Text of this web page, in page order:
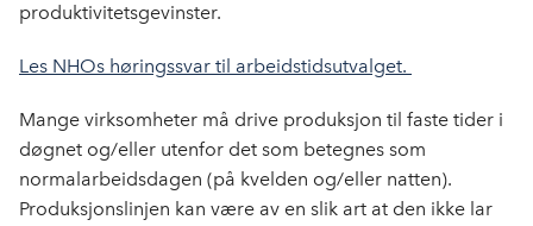
produktivitetsgevinster.
Les NHOs høringssvar til arbeidstidsutvalget.
Mange virksomheter må drive produksjon til faste tider i
døgnet og/eller utenfor det som betegnes som
normalarbeidsdagen (på kvelden og/eller natten).
Produksjonslinjen kan være av en slik art at den ikke lar